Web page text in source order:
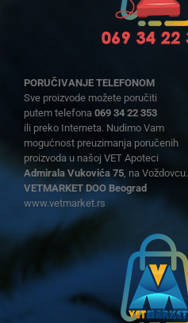
PORUČIVANJE TELEFONOM
Sve proizvode možete poručiti
putem telefona 069 34 22 353
ili preko Interneta. Nudimo Vam
mogućnost preuzimanja poručenih
proizvoda u našoj VET Apoteci
Admirala Vukovića 75, na Voždovcu.
VETMARKET DOO Beograd
www.vetmarket.rs